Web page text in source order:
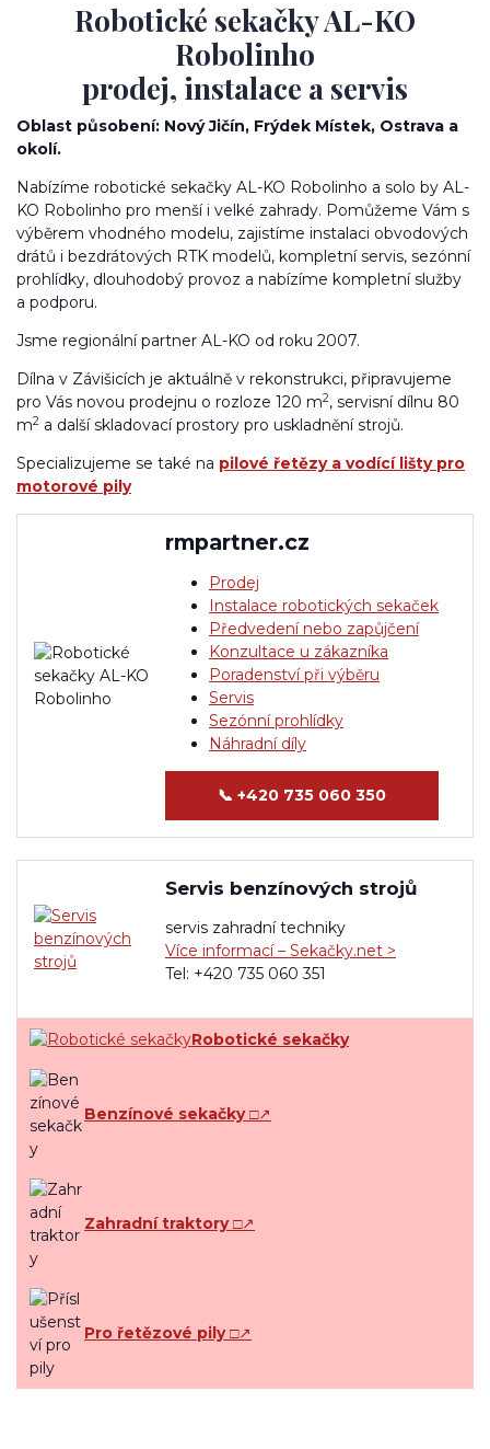
Robotické sekačky AL-KO
Robolinho
prodej, instalace a servis
Oblast působení: Nový Jičín, Frýdek Místek, Ostrava a
okolí.
Nabízíme robotické sekačky AL-KO Robolinho a solo by AL-
KO Robolinho pro menší i velké zahrady. Pomůžeme Vám s
výběrem vhodného modelu, zajistíme instalaci obvodových
drátů i bezdrátových RTK modelů, kompletní servis, sezónní
prohlídky, dlouhodobý provoz a nabízíme kompletní služby
a podporu.
Jsme regionální partner AL-KO od roku 2007.
Dílna v Závišicích je aktuálně v rekonstrukci, připravujeme
pro Vás novou prodejnu o rozloze 120 m2, servisní dílnu 80
m2 a další skladovací prostory pro uskladnění strojů.
Specializujeme se také na pilové řetězy a vodící lišty pro
motorové pily
rmpartner.cz
Prodej
Instalace robotických sekaček
Předvedení nebo zapůjčení
Konzultace u zákazníka
Poradenství při výběru
Servis
Sezónní prohlídky
Náhradní díly
📞 +420 735 060 350
Servis benzínových strojů
servis zahradní techniky
Více informací – Sekačky.net >
Tel: +420 735 060 351
Robotické sekačky
Benzínové sekačky□↗
Zahradní traktory□↗
Pro řetězové pily□↗